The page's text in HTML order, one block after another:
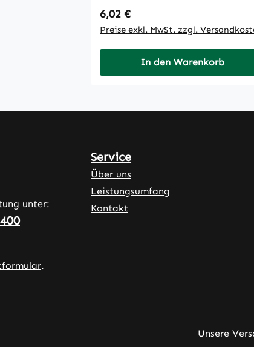
Regulärer Preis:
6,02 €
Preise exkl. MwSt. zzgl.
In den Warenkorb
unter:
.
– öffnet in neuem Tab (externer Link)
vorbei – öffnet in neuem Tab (externer Link)
inspirieren – öffnet in neuem Tab (externer Link)
X – öffnet in neuem Tab (externer Link)
Service
Über uns
Leistungsumfang
Kontakt
Unsere